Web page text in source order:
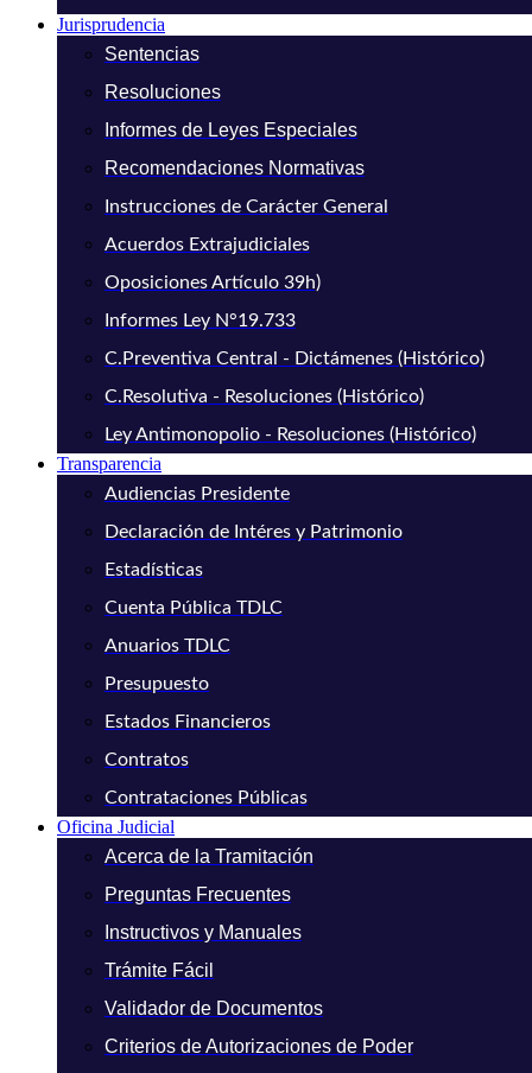
Jurisprudencia
Sentencias
Resoluciones
Informes de Leyes Especiales
Recomendaciones Normativas
Instrucciones de Carácter General
Acuerdos Extrajudiciales
Oposiciones Artículo 39h)
Informes Ley N°19.733
C.Preventiva Central - Dictámenes (Histórico)
C.Resolutiva - Resoluciones (Histórico)
Ley Antimonopolio - Resoluciones (Histórico)
Transparencia
Audiencias Presidente
Declaración de Intéres y Patrimonio
Estadísticas
Cuenta Pública TDLC
Anuarios TDLC
Presupuesto
Estados Financieros
Contratos
Contrataciones Públicas
Oficina Judicial
Acerca de la Tramitación
Preguntas Frecuentes
Instructivos y Manuales
Trámite Fácil
Validador de Documentos
Criterios de Autorizaciones de Poder